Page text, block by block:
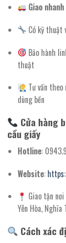
Giao
Có kỹ thuật
Bảo hành
thuật
Tư vấn theo
dùng bền
Cửa hàng
cầu giấy
Hotline:
Website:
Giao tận
Yên Hòa,
Cách xác